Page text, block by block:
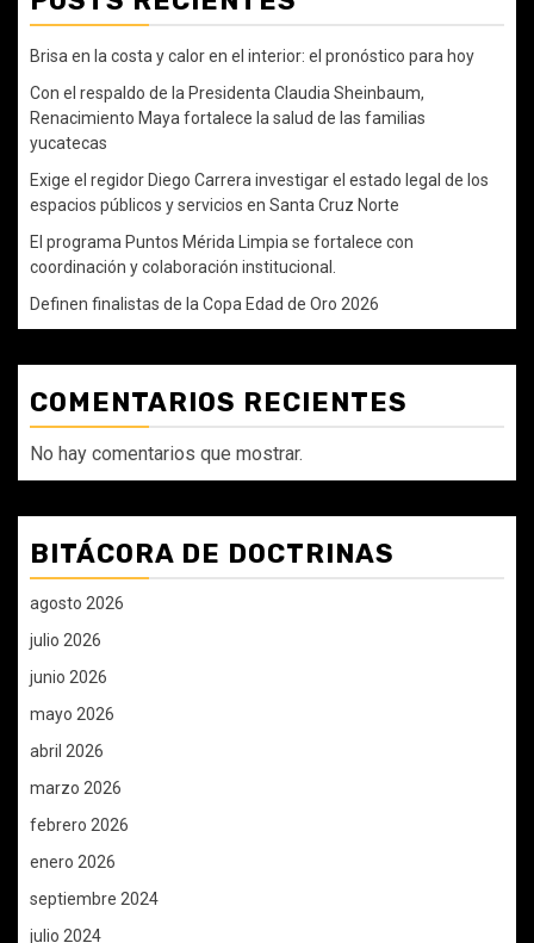
Brisa en la costa y calor en el interior: el pronóstico para hoy
Con el respaldo de la Presidenta Claudia Sheinbaum,
Renacimiento Maya fortalece la salud de las familias
yucatecas
Exige el regidor Diego Carrera investigar el estado legal de los
espacios públicos y servicios en Santa Cruz Norte
El programa Puntos Mérida Limpia se fortalece con
coordinación y colaboración institucional.
Definen finalistas de la Copa Edad de Oro 2026
COMENTARIOS RECIENTES
No hay comentarios que mostrar.
BITÁCORA DE DOCTRINAS
agosto 2026
julio 2026
junio 2026
mayo 2026
abril 2026
marzo 2026
febrero 2026
enero 2026
septiembre 2024
julio 2024